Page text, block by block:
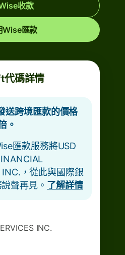
收款
Wise匯款
代碼詳情
送跨境匯款的價格
。
匯款服務將USD
INC.，從此與國際銀
聲再見。 了解詳情
INC.